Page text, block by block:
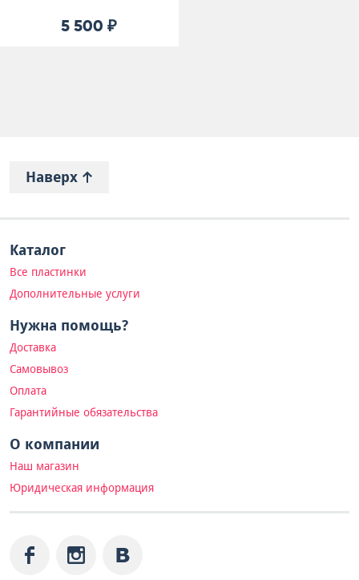
5 500 ₽
Наверх
Каталог
Все пластинки
Дополнительные услуги
Нужна помощь?
Доставка
Самовывоз
Оплата
Гарантийные обязательства
О компании
Наш магазин
Юридическая информация